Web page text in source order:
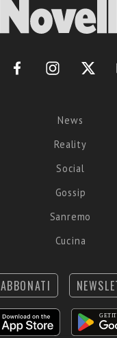
News
Reality
Social
Gossip
Sanremo
Cucina
ABBONATI